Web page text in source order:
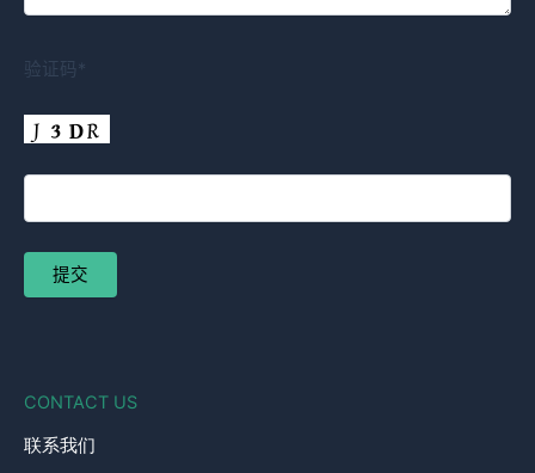
验证码*
CONTACT US
联系我们